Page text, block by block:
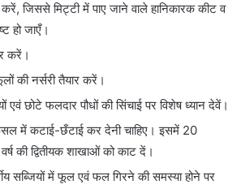
करें, जिससे मिट्टी में पाए जाने वाले हानिकारक कीट व
हो जाएँ।
करें।
की नर्सरी तैयार करें।
एवं छोटे फलदार पौधों की सिंचाई पर विशेष ध्यान देवें।
में कटाई-छँटाई कर देनी चाहिए। इसमें 20
की द्वितीयक शाखाओं को काट दें।
सब्जियों में फूल एवं फल गिरने की समस्या होने पर